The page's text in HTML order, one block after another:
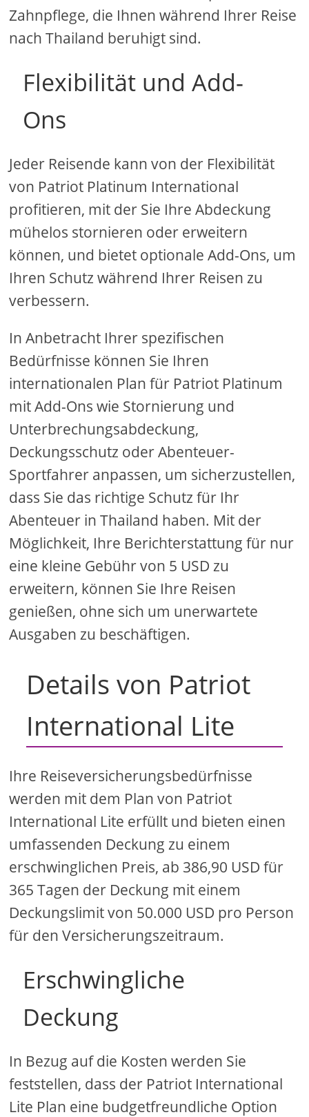
Zahnpflege, die Ihnen während Ihrer Reise
nach Thailand beruhigt sind.
Flexibilität und Add-
Ons
Jeder Reisende kann von der Flexibilität
von Patriot Platinum International
profitieren, mit der Sie Ihre Abdeckung
mühelos stornieren oder erweitern
können, und bietet optionale Add-Ons, um
Ihren Schutz während Ihrer Reisen zu
verbessern.
In Anbetracht Ihrer spezifischen
Bedürfnisse können Sie Ihren
internationalen Plan für Patriot Platinum
mit Add-Ons wie Stornierung und
Unterbrechungsabdeckung,
Deckungsschutz oder Abenteuer-
Sportfahrer anpassen, um sicherzustellen,
dass Sie das richtige Schutz für Ihr
Abenteuer in Thailand haben. Mit der
Möglichkeit, Ihre Berichterstattung für nur
eine kleine Gebühr von 5 USD zu
erweitern, können Sie Ihre Reisen
genießen, ohne sich um unerwartete
Ausgaben zu beschäftigen.
Details von Patriot
International Lite
Ihre Reiseversicherungsbedürfnisse
werden mit dem Plan von Patriot
International Lite erfüllt und bieten einen
umfassenden Deckung zu einem
erschwinglichen Preis, ab 386,90 USD für
365 Tagen der Deckung mit einem
Deckungslimit von 50.000 USD pro Person
für den Versicherungszeitraum.
Erschwingliche
Deckung
In Bezug auf die Kosten werden Sie
feststellen, dass der Patriot International
Lite Plan eine budgetfreundliche Option